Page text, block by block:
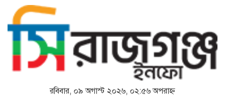
রবিবার, ০৯ অগাস্ট ২০২৬, ০২:৫৬ অপরাহ্ন